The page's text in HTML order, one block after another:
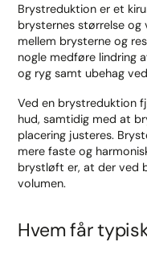
Brystreduktion er et
brysternes størrelse
mellem brysterne og
nogle medføre lindring
og ryg samt ubehag
Ved en brystreduktion
hud, samtidig med at
placering justeres.
mere faste og
brystløft er, at der ved
volumen.
Hvem får